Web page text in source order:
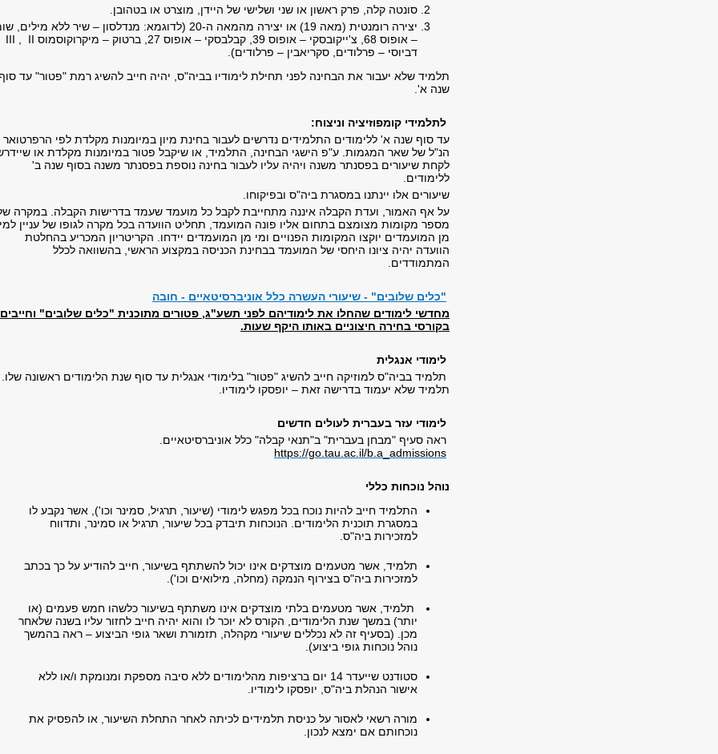
סונטה קלה, פרק ראשון או שני ושלישי של היידן, מוצרט או בטהובן.
יצירה רומנטית (מאה 19) או יצירה מהמאה ה-20 (לדוגמא: מנדלסון – שיר ללא מילים,
– אופוס 68, צ'ייקובסקי – אופוס 39, קבלבסקי – אופוס 27, ברטוק – מיקרוקוסמוס
II
III
דביוסי – פרלודים, סקריאבין – פרלודים).
תלמיד שלא יעבור את הבחינה לפני תחילת לימודיו בביה"ס, יהיה חייב להשיג רמת "פטור" עד
שנה א'.
לתלמידי קומפוזיציה וניצוח:
עד סוף שנה א' ללימודים התלמידים נדרשים לעבור בחינת מיון במיומנות מקלדת לפי הרפרטואר
הנ"ל של שאר המגמות. ע"פ הישגי הבחינה, התלמיד, או שיקבל פטור במיומנות מקלדת או
לקחת שיעורים בפסנתר משנה ויהיה עליו לעבור בחינה נוספת בפסנתר משנה בסוף שנה ב'
ללימודים.
שיעורים אלו יינתנו במסגרת ביה"ס ובפיקוחו.
על אף האמור, ועדת הקבלה איננה מתחייבת לקבל כל מועמד שעמד בדרישות הקבלה. במקרה
מספר מקומות מצומצם בתחום אליו פונה המועמד, תחליט הוועדה בכל מקרה לגופו של עניין למי
מן המועמדים יוקצו המקומות הפנויים ומי מן המועמדים יידחו. הקריטריון המכריע בהחלטת
הוועדה יהיה ציונו היחסי של המועמד בבחינת הכניסה במקצוע הראשי, בהשוואה לכלל
המתמודדים.
"כלים שלובים" - שיעורי העשרה כלל אוניברסיטאיים - חובה
מחדשי לימודים שהחלו את לימודיהם לפני תשע"ג, פטורים מתוכנית "כלים שלובים" וחייבים
בקורסי בחירה חיצוניים באותו היקף שעות.
לימודי אנגלית
תלמיד בביה"ס למוזיקה חייב להשיג "פטור" בלימודי אנגלית עד סוף שנת הלימודים ראשונה שלו.
תלמיד שלא יעמוד בדרישה זאת – יופסקו לימודיו.
לימודי עזר בעברית לעולים חדשים
ראה סעיף "מבחן בעברית" ב"תנאי קבלה" כלל אוניברסיטאיים.
https://go.tau.ac.il/b.a_admissions
נוהל נוכחות כללי
התלמיד חייב להיות נוכח בכל מפגש לימודי (שיעור, תרגיל, סמינר וכו'), אשר נקבע לו
במסגרת תוכנית הלימודים. הנוכחות תיבדק בכל שיעור, תרגיל או סמינר, ותדווח
למזכירות ביה"ס.
תלמיד, אשר מטעמים מוצדקים אינו יכול להשתתף בשיעור, חייב להודיע על כך בכתב
למזכירות ביה"ס בצירוף הנמקה (מחלה, מילואים וכו').
תלמיד, אשר מטעמים בלתי מוצדקים אינו משתתף בשיעור כלשהו חמש פעמים (או
יותר) במשך שנת הלימודים, הקורס לא יוכר לו והוא יהיה חייב לחזור עליו בשנה שלאחר
מכן. (בסעיף זה לא נכללים שיעורי מקהלה, תזמורת ושאר גופי הביצוע – ראה בהמשך
נוהל נוכחות גופי ביצוע).
סטודנט שייעדר 14 יום ברציפות מהלימודים ללא סיבה מספקת ומנומקת ו/או ללא
אישור הנהלת ביה"ס, יופסקו לימודיו.
מורה רשאי לאסור על כניסת תלמידים לכיתה לאחר התחלת השיעור, או להפסיק את
נוכחותם אם ימצא לנכון.